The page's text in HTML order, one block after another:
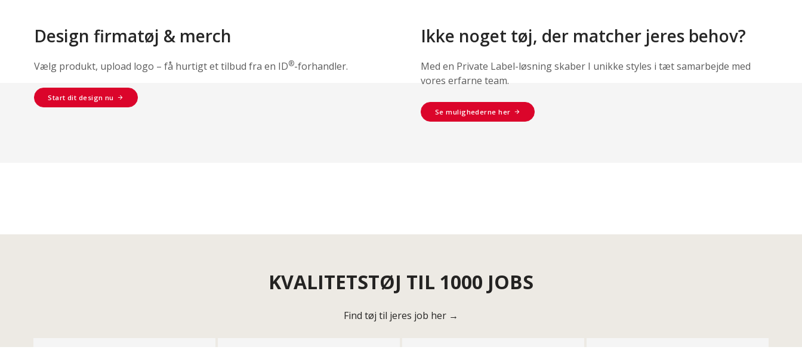
Design firmatøj & merch
Vælg produkt, upload logo – få hurtigt et tilbud fra en ID®-forhandler.
Start dit design nu
Ikke noget tøj, der matcher jeres behov?
Med en Private Label-løsning skaber I unikke styles i tæt samarbejde med
vores erfarne team.
Se mulighederne her
KVALITETSTØJ TIL 1000 JOBS
Find tøj til jeres job her →